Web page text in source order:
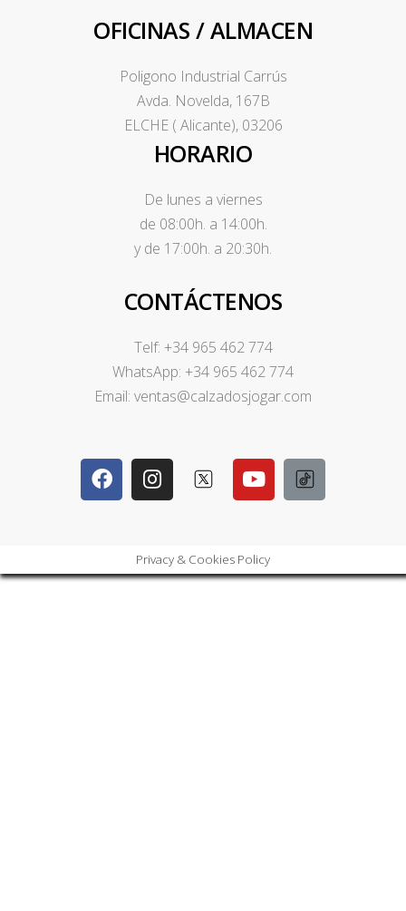
OFICINAS / ALMACEN
Poligono Industrial Carrús
Avda. Novelda, 167B
ELCHE ( Alicante), 03206
HORARIO
De lunes a viernes
de 08:00h. a 14:00h.
y de 17:00h. a 20:30h.
CONTÁCTENOS
Telf: +34 965 462 774
WhatsApp: +34 965 462 774
Email: ventas@calzadosjogar.com
Privacy & Cookies Policy